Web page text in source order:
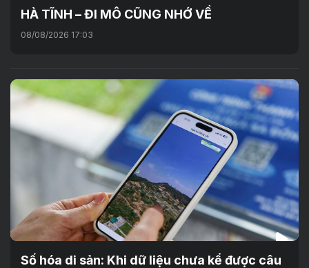
HÀ TĨNH – ĐI MÔ CŨNG NHỚ VỀ
08/08/2026 17:03
Số hóa di sản: Khi dữ liệu chưa kể được câu